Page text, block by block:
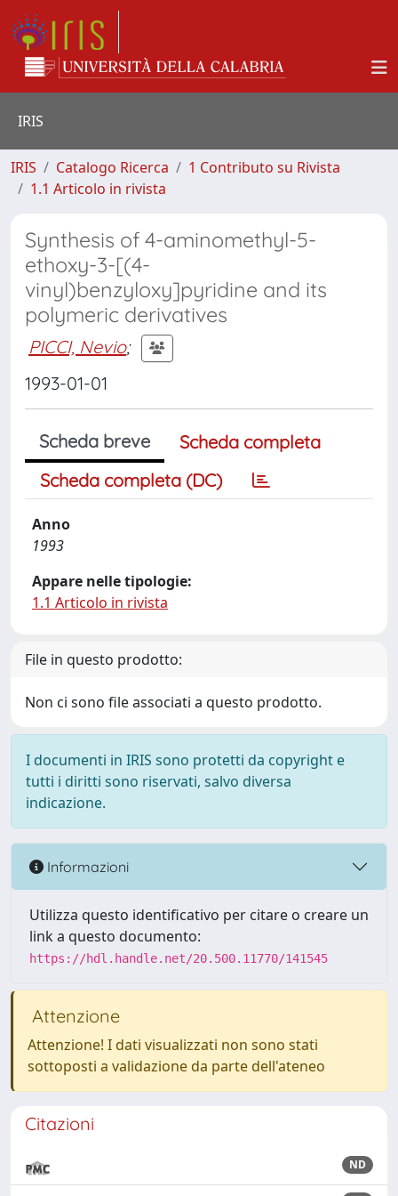
IRIS
IRIS Catalogo Ricerca
1 Contributo su Rivista
1.1 Articolo in rivista
Synthesis of 4-aminomethyl-5-
ethoxy-3-[(4-
vinyl)benzyloxy]pyridine and its
polymeric derivatives
PICCI, Nevio;
1993-01-01
Scheda breve
Scheda completa
Scheda completa (DC)
Anno
1993
Appare nelle tipologie:
1.1 Articolo in rivista
File in questo prodotto:
Non ci sono file associati a questo prodotto.
I documenti in IRIS sono protetti da copyright e
tutti i diritti sono riservati, salvo diversa
indicazione.
Informazioni
Utilizza questo identificativo per citare o creare un
link a questo documento:
https://hdl.handle.net/20.500.11770/141545
Attenzione
Attenzione! I dati visualizzati non sono stati
sottoposti a validazione da parte dell'ateneo
Citazioni
ND